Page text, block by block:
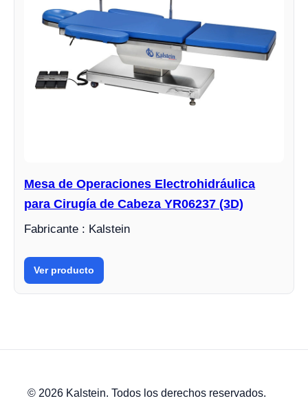
Mesa de Operaciones Electrohidráulica
para Cirugía de Cabeza YR06237 (3D)
Fabricante : Kalstein
Ver producto
© 2026 Kalstein. Todos los derechos reservados.